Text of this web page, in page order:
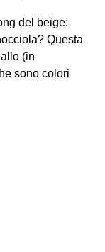
del beige:
Questa
(in
sono colori